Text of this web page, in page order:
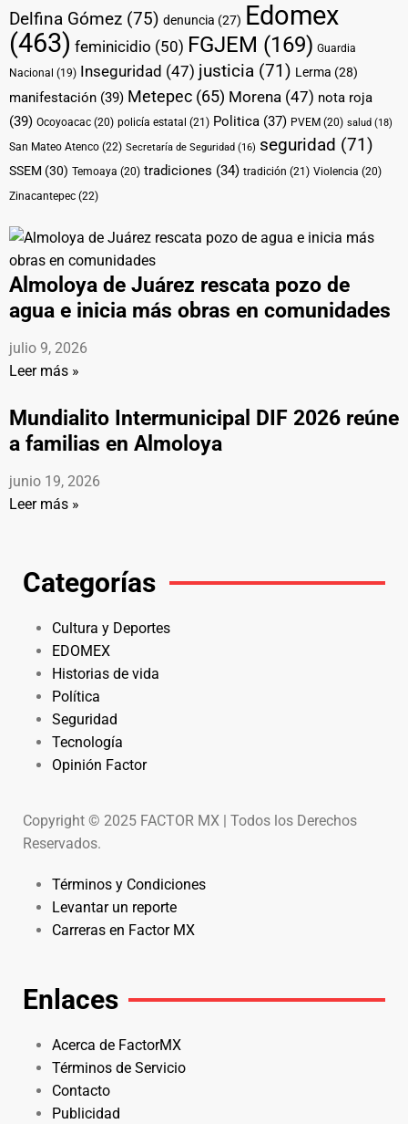
Delfina Gómez (75) denuncia (27) Edomex
(463) feminicidio (50) FGJEM (169) Guardia
Nacional (19) Inseguridad (47) justicia (71) Lerma (28)
manifestación (39) Metepec (65) Morena (47) nota roja
(39) Ocoyoacac (20) policía estatal (21) Politica (37) PVEM (20) salud (18)
San Mateo Atenco (22) Secretaría de Seguridad (16) seguridad (71)
SSEM (30) Temoaya (20) tradiciones (34) tradición (21) Violencia (20)
Zinacantepec (22)
Almoloya de Juárez rescata pozo de
agua e inicia más obras en comunidades
julio 9, 2026
Leer más »
Mundialito Intermunicipal DIF 2026 reúne
a familias en Almoloya
junio 19, 2026
Leer más »
Categorías
Cultura y Deportes
EDOMEX
Historias de vida
Política
Seguridad
Tecnología
Opinión Factor
Copyright © 2025 FACTOR MX | Todos los Derechos
Reservados.
Términos y Condiciones
Levantar un reporte
Carreras en Factor MX
Enlaces
Acerca de FactorMX
Términos de Servicio
Contacto
Publicidad